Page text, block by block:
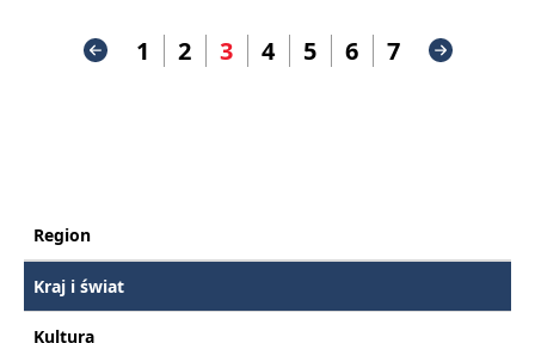
1 2 3 4 5 6 7
Region
Kraj i świat
Kultura